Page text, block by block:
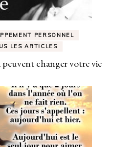
PERSONNEL
LES ARTICLES
peuvent changer votre vie